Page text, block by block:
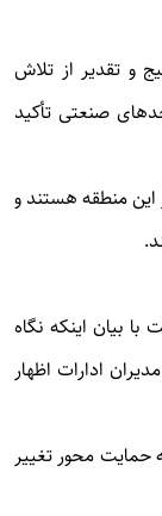
و تقدیر از تلاش
صنعتی تأکید
این منطقه هستند و
بیان اینکه نگاه
ادارات اظهار
حمایت محور تغییر